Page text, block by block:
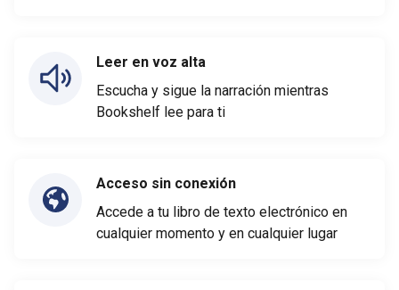
Leer en voz alta
Escucha y sigue la narración mientras
Bookshelf lee para ti
Acceso sin conexión
Accede a tu libro de texto electrónico en
cualquier momento y en cualquier lugar